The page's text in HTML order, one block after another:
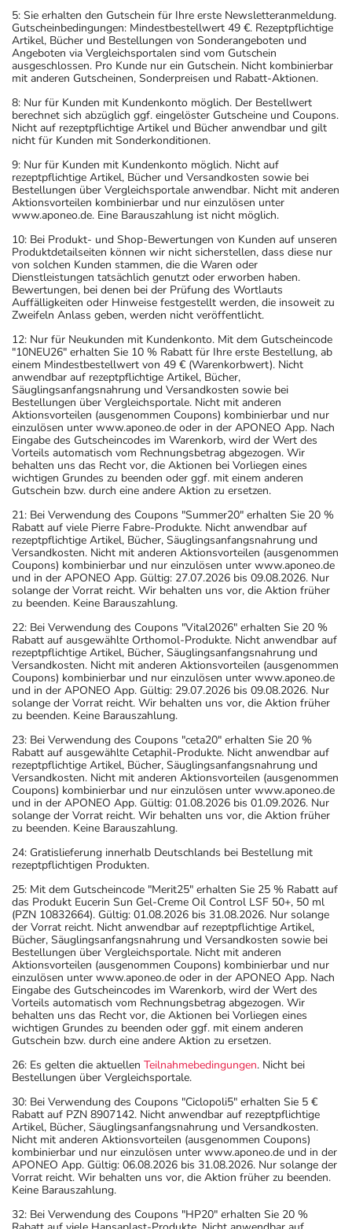
Sie hierzu Ihren Arzt oder Apotheker an.
- Verhinderung eines vorzeitigen Eisprungs
- Vorsicht bei einer Unverträglichkeit gegenüber Lactose.
Wenn Sie eine Diabetes-Diät einhalten müssen, sollten
Sie den Zuckergehalt berücksichtigen.
- Es kann Arzneimittel geben, mit denen
Wechselwirkungen auftreten. Sie sollten deswegen
generell vor der Behandlung mit einem neuen
Arzneimittel jedes andere, das Sie bereits anwenden,
dem Arzt oder Apotheker angeben. Das gilt auch für
Arzneimittel, die Sie selbst kaufen, nur gelegentlich
anwenden oder deren Anwendung schon einige Zeit
zurückliegt.
Bitte verwenden Sie dieses Arzneimittel nicht mehr nach
dem auf der Packung oder der Umverpackung
angegebenen Verfallsdatum. Das Verfallsdatum bezieht
sich auf den letzten Tag des angegebenen Monats.
5: Sie erhalten den Gutschein für Ihre erste Newsletteranmeldung.
Gutscheinbedingungen: Mindestbestellwert 49 €. Rezeptpflichtige
Artikel, Bücher und Bestellungen von Sonderangeboten und
Angeboten via Vergleichsportalen sind vom Gutschein
ausgeschlossen. Pro Kunde nur ein Gutschein. Nicht kombinierbar
mit anderen Gutscheinen, Sonderpreisen und Rabatt-Aktionen.
8: Nur für Kunden mit Kundenkonto möglich. Der Bestellwert
berechnet sich abzüglich ggf. eingelöster Gutscheine und Coupons.
Nicht auf rezeptpflichtige Artikel und Bücher anwendbar und gilt
nicht für Kunden mit Sonderkonditionen.
9: Nur für Kunden mit Kundenkonto möglich. Nicht auf
rezeptpflichtige Artikel, Bücher und Versandkosten sowie bei
Bestellungen über Vergleichsportale anwendbar. Nicht mit anderen
Aktionsvorteilen kombinierbar und nur einzulösen unter
www.aponeo.de. Eine Barauszahlung ist nicht möglich.
10: Bei Produkt- und Shop-Bewertungen von Kunden auf unseren
Produktdetailseiten können wir nicht sicherstellen, dass diese nur
von solchen Kunden stammen, die die Waren oder
Dienstleistungen tatsächlich genutzt oder erworben haben.
Bewertungen, bei denen bei der Prüfung des Wortlauts
Auffälligkeiten oder Hinweise festgestellt werden, die insoweit zu
Zweifeln Anlass geben, werden nicht veröffentlicht.
12: Nur für Neukunden mit Kundenkonto. Mit dem Gutscheincode
"10NEU26" erhalten Sie 10 % Rabatt für Ihre erste Bestellung, ab
einem Mindestbestellwert von 49 € (Warenkorbwert). Nicht
anwendbar auf rezeptpflichtige Artikel, Bücher,
Säuglingsanfangsnahrung und Versandkosten sowie bei
Bestellungen über Vergleichsportale. Nicht mit anderen
Aktionsvorteilen (ausgenommen Coupons) kombinierbar und nur
einzulösen unter www.aponeo.de oder in der APONEO App. Nach
Eingabe des Gutscheincodes im Warenkorb, wird der Wert des
Vorteils automatisch vom Rechnungsbetrag abgezogen. Wir
behalten uns das Recht vor, die Aktionen bei Vorliegen eines
wichtigen Grundes zu beenden oder ggf. mit einem anderen
Gutschein bzw. durch eine andere Aktion zu ersetzen.
21: Bei Verwendung des Coupons "Summer20" erhalten Sie 20 %
Rabatt auf viele Pierre Fabre-Produkte. Nicht anwendbar auf
rezeptpflichtige Artikel, Bücher, Säuglingsanfangsnahrung und
Versandkosten. Nicht mit anderen Aktionsvorteilen (ausgenommen
Coupons) kombinierbar und nur einzulösen unter www.aponeo.de
und in der APONEO App. Gültig: 27.07.2026 bis 09.08.2026. Nur
solange der Vorrat reicht. Wir behalten uns vor, die Aktion früher
zu beenden. Keine Barauszahlung.
22: Bei Verwendung des Coupons "Vital2026" erhalten Sie 20 %
Rabatt auf ausgewählte Orthomol-Produkte. Nicht anwendbar auf
rezeptpflichtige Artikel, Bücher, Säuglingsanfangsnahrung und
Versandkosten. Nicht mit anderen Aktionsvorteilen (ausgenommen
Coupons) kombinierbar und nur einzulösen unter www.aponeo.de
und in der APONEO App. Gültig: 29.07.2026 bis 09.08.2026. Nur
solange der Vorrat reicht. Wir behalten uns vor, die Aktion früher
zu beenden. Keine Barauszahlung.
23: Bei Verwendung des Coupons "ceta20" erhalten Sie 20 %
Rabatt auf ausgewählte Cetaphil-Produkte. Nicht anwendbar auf
rezeptpflichtige Artikel, Bücher, Säuglingsanfangsnahrung und
Versandkosten. Nicht mit anderen Aktionsvorteilen (ausgenommen
Coupons) kombinierbar und nur einzulösen unter www.aponeo.de
und in der APONEO App. Gültig: 01.08.2026 bis 01.09.2026. Nur
solange der Vorrat reicht. Wir behalten uns vor, die Aktion früher
zu beenden. Keine Barauszahlung.
24: Gratislieferung innerhalb Deutschlands bei Bestellung mit
rezeptpflichtigen Produkten.
25: Mit dem Gutscheincode "Merit25" erhalten Sie 25 % Rabatt auf
das Produkt Eucerin Sun Gel-Creme Oil Control LSF 50+, 50 ml
(PZN 10832664). Gültig: 01.08.2026 bis 31.08.2026. Nur solange
der Vorrat reicht. Nicht anwendbar auf rezeptpflichtige Artikel,
Bücher, Säuglingsanfangsnahrung und Versandkosten sowie bei
Bestellungen über Vergleichsportale. Nicht mit anderen
Aktionsvorteilen (ausgenommen Coupons) kombinierbar und nur
einzulösen unter www.aponeo.de oder in der APONEO App. Nach
Eingabe des Gutscheincodes im Warenkorb, wird der Wert des
Vorteils automatisch vom Rechnungsbetrag abgezogen. Wir
behalten uns das Recht vor, die Aktionen bei Vorliegen eines
wichtigen Grundes zu beenden oder ggf. mit einem anderen
Gutschein bzw. durch eine andere Aktion zu ersetzen.
26: Es gelten die aktuellen Teilnahmebedingungen. Nicht bei
Bestellungen über Vergleichsportale.
30: Bei Verwendung des Coupons "Ciclopoli5" erhalten Sie 5 €
Rabatt auf PZN 8907142. Nicht anwendbar auf rezeptpflichtige
Artikel, Bücher, Säuglingsanfangsnahrung und Versandkosten.
Nicht mit anderen Aktionsvorteilen (ausgenommen Coupons)
kombinierbar und nur einzulösen unter www.aponeo.de und in der
APONEO App. Gültig: 06.08.2026 bis 31.08.2026. Nur solange der
Vorrat reicht. Wir behalten uns vor, die Aktion früher zu beenden.
Keine Barauszahlung.
32: Bei Verwendung des Coupons "HP20" erhalten Sie 20 %